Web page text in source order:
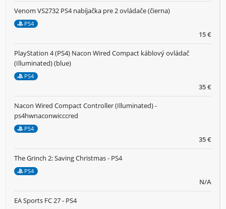
15 €
Venom VS2732 PS4 nabíjačka pre 2 ovládače (čierna)
PS4
35 €
PlayStation 4 (PS4) Nacon Wired Compact káblový ovládač
(Illuminated) (blue)
PS4
35 €
Nacon Wired Compact Controller (Illuminated) -
ps4hwnaconwicccred
PS4
N/A
The Grinch 2: Saving Christmas - PS4
PS4
EA Sports FC 27 - PS4